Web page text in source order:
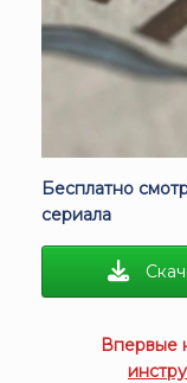
Бесплатно
сериала
Впервые